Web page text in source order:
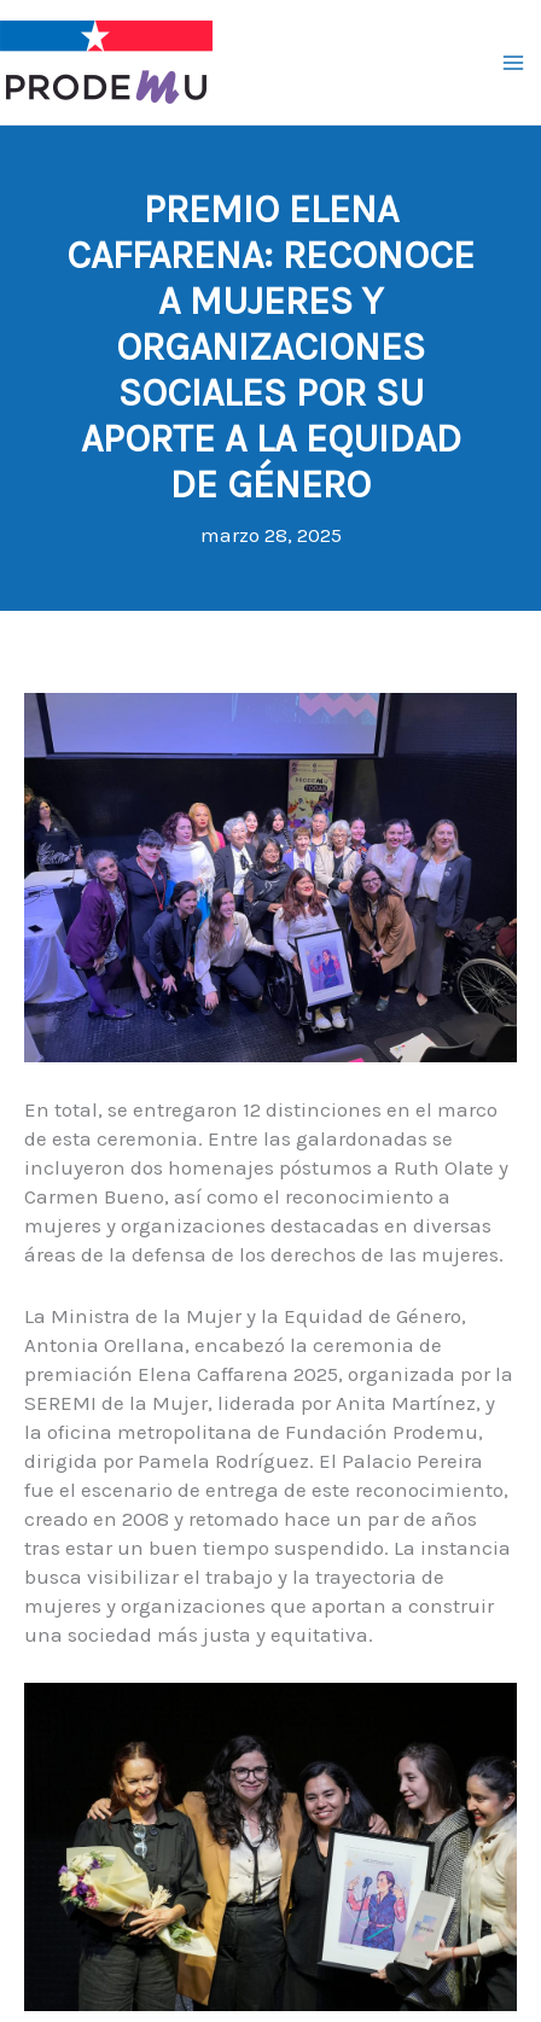
contenido
PREMIO ELENA
CAFFARENA: RECONOCE
A MUJERES Y
ORGANIZACIONES
SOCIALES POR SU
APORTE A LA EQUIDAD
DE GÉNERO
marzo 28, 2025
En total, se entregaron 12 distinciones en el marco
de esta ceremonia. Entre las galardonadas se
incluyeron dos homenajes póstumos a Ruth Olate y
Carmen Bueno, así como el reconocimiento a
mujeres y organizaciones destacadas en diversas
áreas de la defensa de los derechos de las mujeres.
La Ministra de la Mujer y la Equidad de Género,
Antonia Orellana, encabezó la ceremonia de
premiación Elena Caffarena 2025, organizada por la
SEREMI de la Mujer, liderada por Anita Martínez, y
la oficina metropolitana de Fundación Prodemu,
dirigida por Pamela Rodríguez. El Palacio Pereira
fue el escenario de entrega de este reconocimiento,
creado en 2008 y retomado hace un par de años
tras estar un buen tiempo suspendido. La instancia
busca visibilizar el trabajo y la trayectoria de
mujeres y organizaciones que aportan a construir
una sociedad más justa y equitativa.